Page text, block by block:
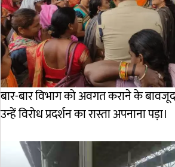
बार-बार विभाग को अवगत कराने के
उन्हें विरोध प्रदर्शन का रास्ता अपनाना पड़ा।